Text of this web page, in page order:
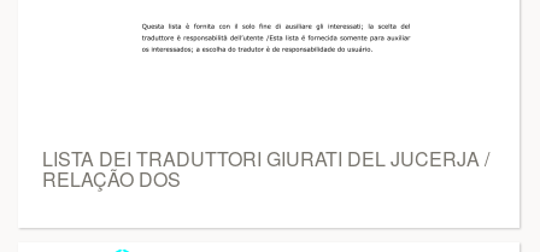
LISTA DEI TRADUTTORI GIURATI DEL JUCERJA /
RELAÇÃO DOS